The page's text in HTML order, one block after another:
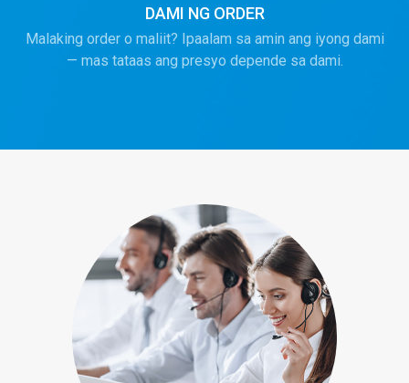
DAMI NG ORDER
Malaking order o maliit? Ipaalam sa amin ang iyong dami
— mas tataas ang presyo depende sa dami.